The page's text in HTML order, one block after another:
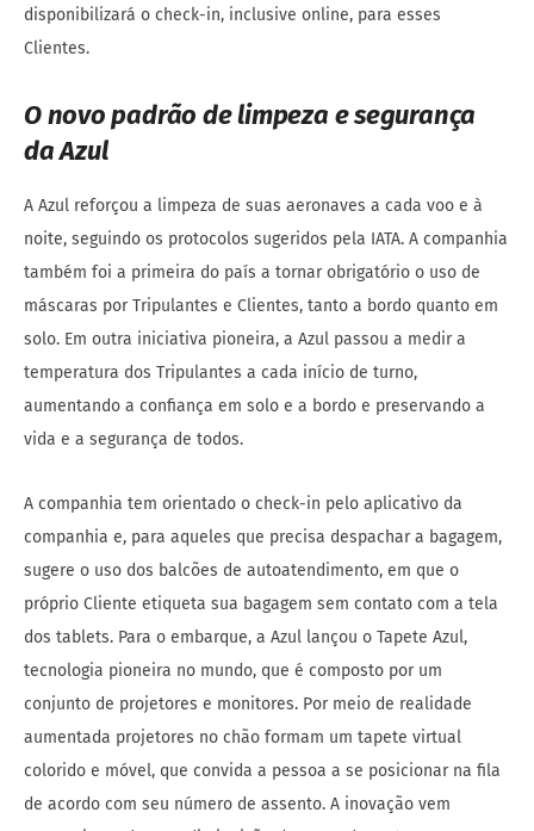
disponibilizará o check-in, inclusive online, para esses
Clientes.
O novo padrão de limpeza e segurança
da Azul
A Azul reforçou a limpeza de suas aeronaves a cada voo e à
noite, seguindo os protocolos sugeridos pela IATA. A companhia
também foi a primeira do país a tornar obrigatório o uso de
máscaras por Tripulantes e Clientes, tanto a bordo quanto em
solo. Em outra iniciativa pioneira, a Azul passou a medir a
temperatura dos Tripulantes a cada início de turno,
aumentando a confiança em solo e a bordo e preservando a
vida e a segurança de todos.
A companhia tem orientado o check-in pelo aplicativo da
companhia e, para aqueles que precisa despachar a bagagem,
sugere o uso dos balcões de autoatendimento, em que o
próprio Cliente etiqueta sua bagagem sem contato com a tela
dos tablets. Para o embarque, a Azul lançou o Tapete Azul,
tecnologia pioneira no mundo, que é composto por um
conjunto de projetores e monitores. Por meio de realidade
aumentada projetores no chão formam um tapete virtual
colorido e móvel, que convida a pessoa a se posicionar na fila
de acordo com seu número de assento. A inovação vem